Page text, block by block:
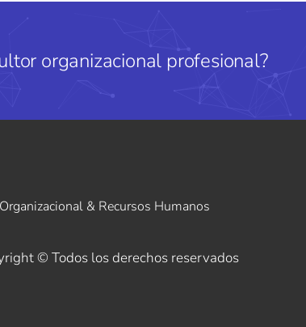
organizacional profesional?
& Recursos Humanos
© Todos los derechos reservados